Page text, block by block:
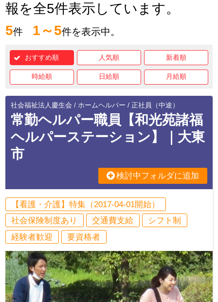
報を全5件表示しています。
5件 1～5件を表示中。
おすすめ順 人気順 新着順
時給順 日給順 月給順
社会福祉法人慶生会 / ホームヘルパー / 正社員（中途）
常勤ヘルパー職員【和光苑諸福
ヘルパーステーション】｜大東
市
検討中フォルダに追加
【看護・介護】特集（2017-04-01開始）
社会保険制度あり
交通費支給
シフト制
経験者歓迎
要資格者